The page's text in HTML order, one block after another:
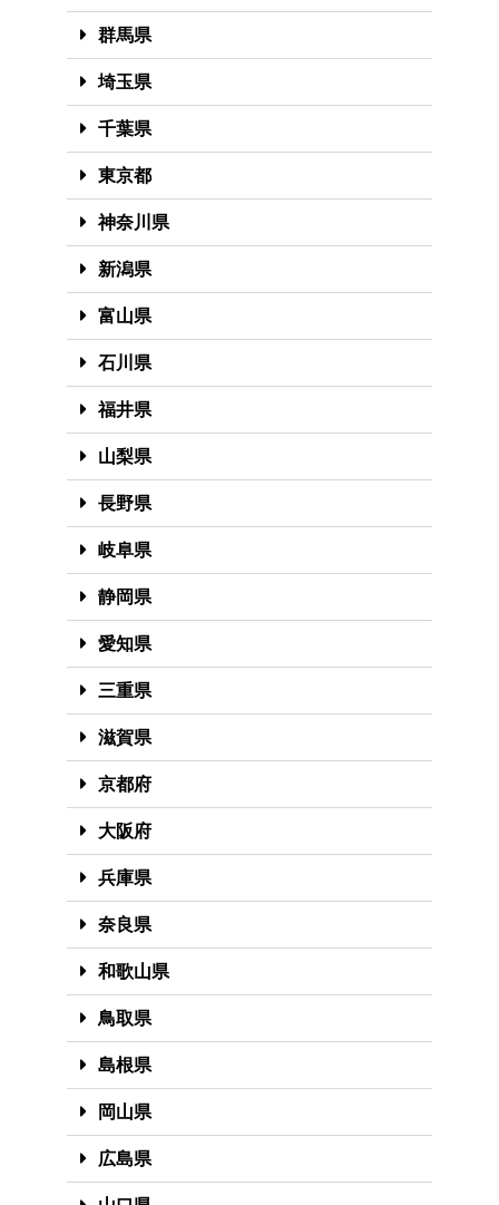
群馬県
埼玉県
千葉県
東京都
神奈川県
新潟県
富山県
石川県
福井県
山梨県
長野県
岐阜県
静岡県
愛知県
三重県
滋賀県
京都府
大阪府
兵庫県
奈良県
和歌山県
鳥取県
島根県
岡山県
広島県